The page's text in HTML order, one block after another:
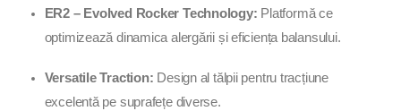
ER2 – Evolved Rocker Technology: Platformă ce
optimizează dinamica alergării și eficiența balansului.
Versatile Traction: Design al tălpii pentru tracțiune
excelentă pe suprafețe diverse.